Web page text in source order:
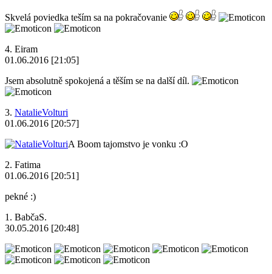
Skvelá poviedka teším sa na pokračovanie
4. Eiram
01.06.2016 [21:05]
Jsem absolutně spokojená a těším se na další díl.
3. NatalieVolturi
01.06.2016 [20:57]
A Boom tajomstvo je vonku :O
2. Fatima
01.06.2016 [20:51]
pekné :)
1. BabčaS.
30.05.2016 [20:48]